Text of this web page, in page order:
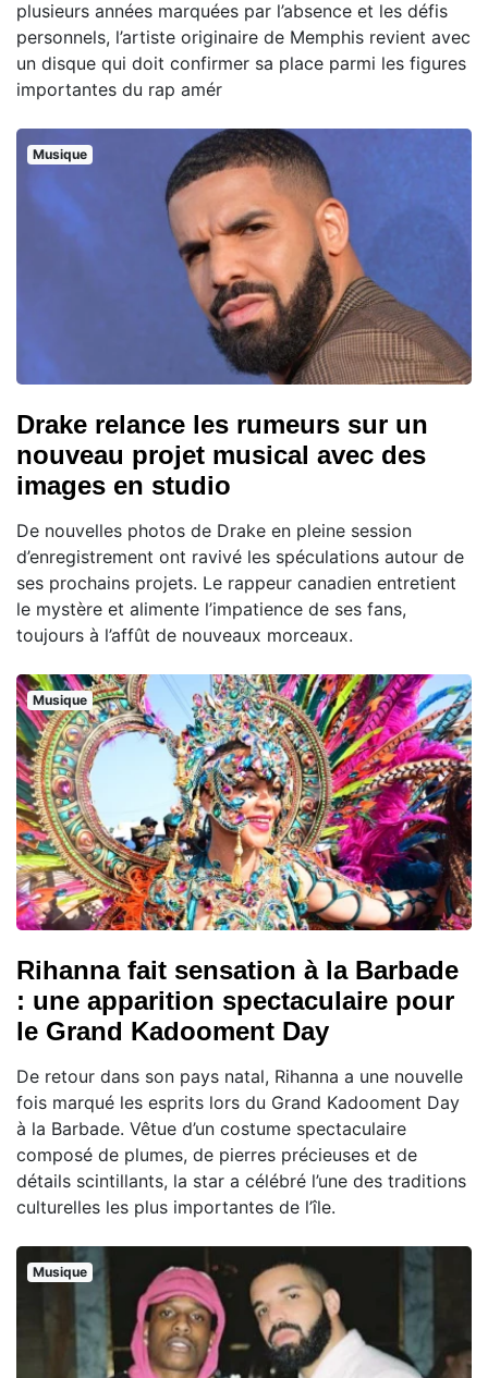
plusieurs années marquées par l’absence et les défis
personnels, l’artiste originaire de Memphis revient avec
un disque qui doit confirmer sa place parmi les figures
importantes du rap amér
Musique
Drake relance les rumeurs sur un
nouveau projet musical avec des
images en studio
De nouvelles photos de Drake en pleine session
d’enregistrement ont ravivé les spéculations autour de
ses prochains projets. Le rappeur canadien entretient
le mystère et alimente l’impatience de ses fans,
toujours à l’affût de nouveaux morceaux.
Musique
Rihanna fait sensation à la Barbade
: une apparition spectaculaire pour
le Grand Kadooment Day
De retour dans son pays natal, Rihanna a une nouvelle
fois marqué les esprits lors du Grand Kadooment Day
à la Barbade. Vêtue d’un costume spectaculaire
composé de plumes, de pierres précieuses et de
détails scintillants, la star a célébré l’une des traditions
culturelles les plus importantes de l’île.
Musique